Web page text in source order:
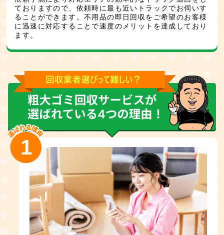
ておりますので、依頼時に最も近いトラックでお伺いす
ることができます。不用品の即日回収をご希望のお客様
に迅速に対応することで速度のメリットを達成しており
ます。
1